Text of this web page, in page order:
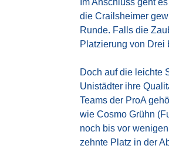
die Crailsheimer
Runde. Falls die
Platzierung von Drei
Doch auf die leichte
Unistädter ihre
Teams der ProA
wie Cosmo Grühn
noch bis vor
zehnte Platz in der